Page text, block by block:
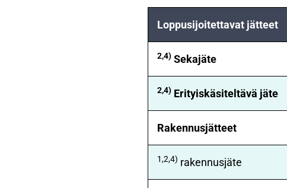
Loppusijoitettavat jätteet
2,4)Sekajäte
2,4)Erityiskäsiteltävä jäte
Rakennusjätteet
1,2,4) rakennusjäte